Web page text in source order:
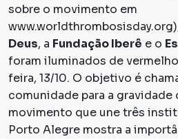
sobre o movimento em
www.worldthrombosisday.org)
Deus, a Fundação Iberê e o
foram iluminados de
feira, 13/10. O objetivo é
comunidade para a gravidade
movimento que une três
Porto Alegre mostra a